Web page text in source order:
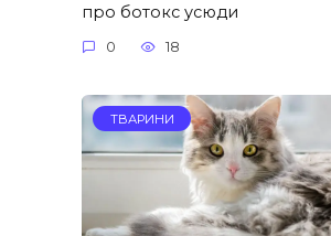
про ботокс усюди
0 18
ТВАРИНИ